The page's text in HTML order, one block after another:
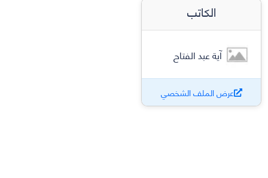
الكاتب
آية عبد الفتاح
عرض الملف الشخصي